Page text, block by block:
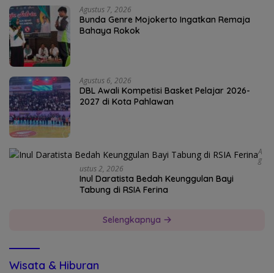
Agustus 7, 2026
Bunda Genre Mojokerto Ingatkan Remaja
Bahaya Rokok
Agustus 6, 2026
DBL Awali Kompetisi Basket Pelajar 2026-
2027 di Kota Pahlawan
A
G
Ustus 2, 2026
Inul Daratista Bedah Keunggulan Bayi
Tabung di RSIA Ferina
Selengkapnya
Wisata & Hiburan